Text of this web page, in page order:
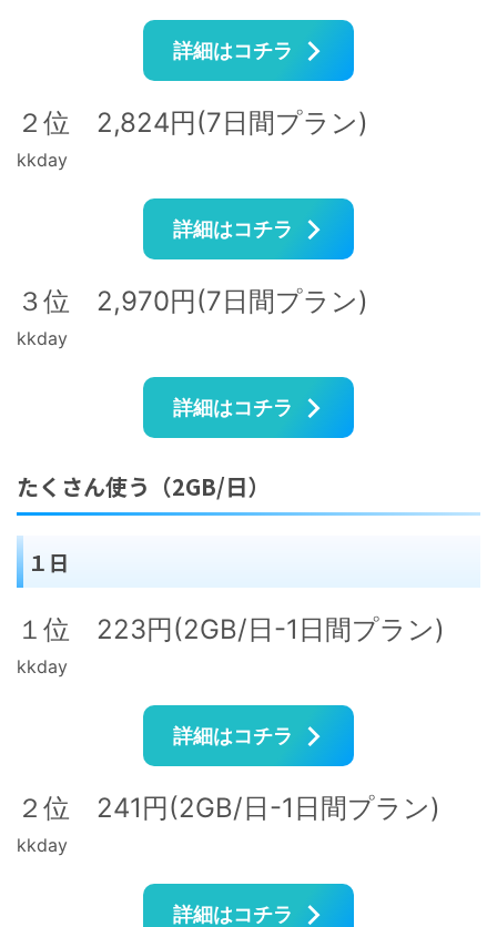
詳細はコチラ
２位 2,824円(7日間プラン)
kkday
詳細はコチラ
３位 2,970円(7日間プラン)
kkday
詳細はコチラ
たくさん使う（2GB/日）
１日
１位 223円(2GB/日-1日間プラン)
kkday
詳細はコチラ
２位 241円(2GB/日-1日間プラン)
kkday
詳細はコチラ